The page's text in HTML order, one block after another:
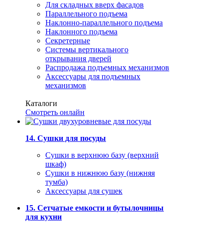
Для складных вверх фасадов
Параллельного подъема
Наклонно-параллельного подъема
Наклонного подъема
Секретерные
Системы вертикального
открывания дверей
Распродажа подъемных механизмов
Аксессуары для подъемных
механизмов
Каталоги
Смотреть онлайн
14. Сушки для посуды
Сушки в верхнюю базу (верхний
шкаф)
Сушки в нижнюю базу (нижняя
тумба)
Аксессуары для сушек
15. Сетчатые емкости и бутылочницы
для кухни